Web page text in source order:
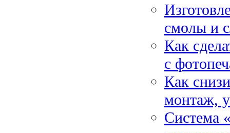
смолы и
Как
с
Как
монтаж,
Система